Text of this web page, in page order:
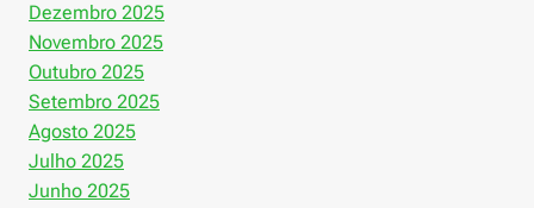
Dezembro 2025
Novembro 2025
Outubro 2025
Setembro 2025
Agosto 2025
Julho 2025
Junho 2025